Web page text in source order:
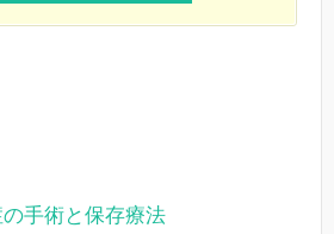
手術と保存療法